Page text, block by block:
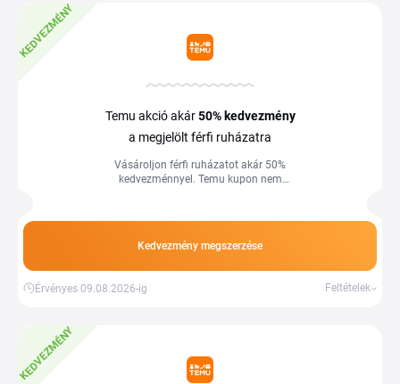
KEDVEZMÉNY
Temu akció akár50% kedvezmény
a megjelölt férfi ruházatra
Vásároljon férfi ruházatot akár 50%
kedvezménnyel. Temu kupon nem
Kedvezmény megszerzése
Érvényes 09.08.2026-ig Feltételek
KEDVEZMÉNY